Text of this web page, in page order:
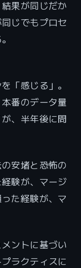
果が同じだか
じでもプロセ
「感じる」。
番のデータ量
、半年後に問
安堵と恐怖の
験が、マージ
た経験が、マ
ントに基づい
ラクティスに